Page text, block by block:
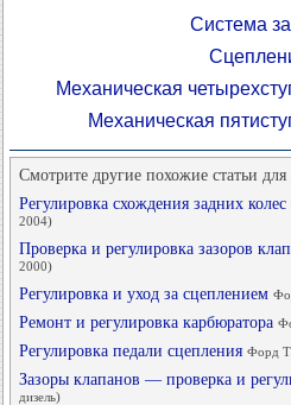
Система
Механическая
Механическая
Смотрите другие похожие статьи
Регулировка схождения задних
2004)
Проверка и регулировка зазоров
2000)
Регулировка и уход за сцеплением
Ремонт и регулировка карбюратора
Регулировка педали сцепления Форд
Зазоры клапанов — проверка и
дизель)